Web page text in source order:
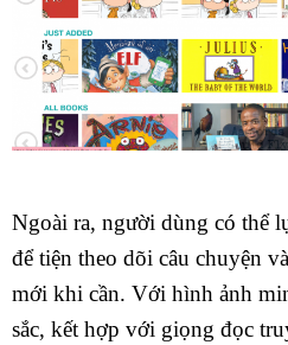
Ngoài ra, người dùng có thể
để tiện theo dõi câu chuyện
mới khi cần. Với hình ảnh
sắc, kết hợp với giọng đọc